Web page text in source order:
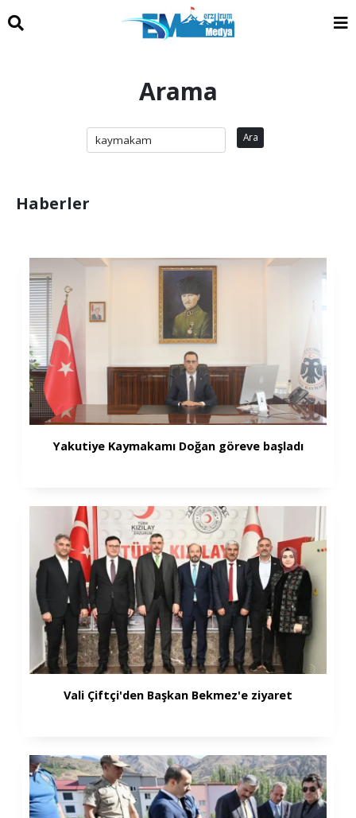
Arama
Ara
Haberler
Yakutiye Kaymakamı Doğan göreve başladı
Vali Çiftçi'den Başkan Bekmez'e ziyaret